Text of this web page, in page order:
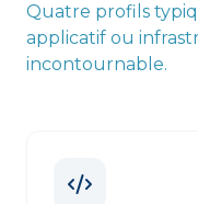
Quatre profils
applicatif ou
incontournable.